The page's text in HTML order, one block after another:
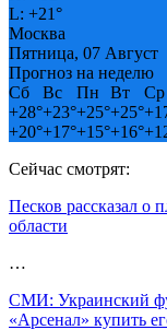
L: +21°
Москва
Пятница, 07 Август
Прогноз на неделю
Сб
Вс Пн Вт Ср
+28°+23°+25°+25°+
+20°+17°+15°+16°+
Сейчас смотрят:
Песков рассказал
области
…
СМИ: Украинский
«Арсенал» купить